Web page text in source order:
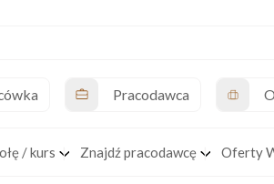
Pracodawca
/ kurs Znajdź pracodawcę Oferty